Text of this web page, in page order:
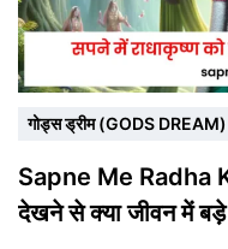
गोड्स ड्रीम (GODS DREAM)
Sapne Me Radha
देखने से क्या जीवन में बड़े